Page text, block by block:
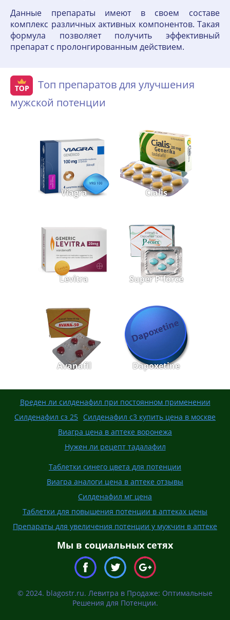
Данные препараты имеют в своем составе
комплекс различных активных компонентов. Такая
формула позволяет получить эффективный
препарат с пролонгированным действием.
Топ препаратов для улучшения
мужской потенции
Viagra Cialis
Levitra Super P-force
Avanafil Dapoxetine
Вреден ли силденафил при постоянном применении
Силденафил сз 25 Силденафил с3 купить цена в москве
Виагра цена в аптеке воронежа
Нужен ли рецепт тадалафил
Таблетки синего цвета для потенции
Виагра аналоги цена в аптеке отзывы
Силденафил мг цена
Таблетки для повышения потенции в аптеках цены
Препараты для увеличения потенции у мужчин в аптеке
Мы в социальных сетях
© 2024. blagostr.ru. Левитра в Продаже: Оптимальные
Решения для Потенции.